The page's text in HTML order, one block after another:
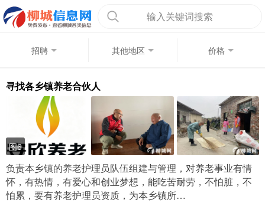
输入关键词搜索
招聘 其他地区 价格
寻找各乡镇养老合伙人
图6
负责本乡镇的养老护理员队伍组建与管理，对养老事业有情
怀，有热情，有爱心和创业梦想，能吃苦耐劳，不怕脏，不
怕累，要有养老护理员资质，为本乡镇所…